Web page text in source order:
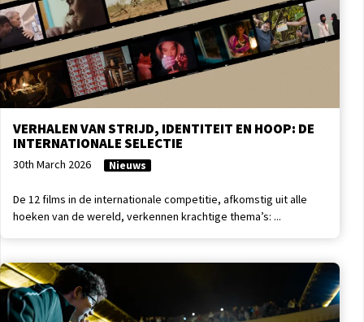
VERHALEN VAN STRIJD, IDENTITEIT EN HOOP: DE
INTERNATIONALE SELECTIE
30th March 2026 Nieuws
De 12 films in de internationale competitie, afkomstig uit alle
hoeken van de wereld, verkennen krachtige thema’s: ...